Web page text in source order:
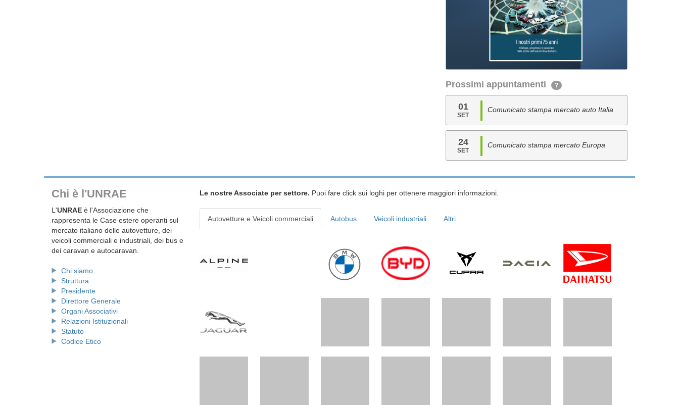
Prossimi appuntamenti ?
01
SET
Comunicato stampa mercato auto Italia
24
SET
Comunicato stampa mercato Europa
Chi è l'UNRAE
L'UNRAE è l'Associazione che
rappresenta le Case estere operanti sul
mercato italiano delle autovetture, dei
veicoli commerciali e industriali, dei bus e
dei caravan e autocaravan.
Chi siamo
Struttura
Presidente
Direttore Generale
Organi Associativi
Relazioni Istituzionali
Statuto
Codice Etico
Le nostre Associate per settore. Puoi fare click sui loghi per ottenere maggiori informazioni.
Autovetture e Veicoli commerciali Autobus Veicoli industriali Altri